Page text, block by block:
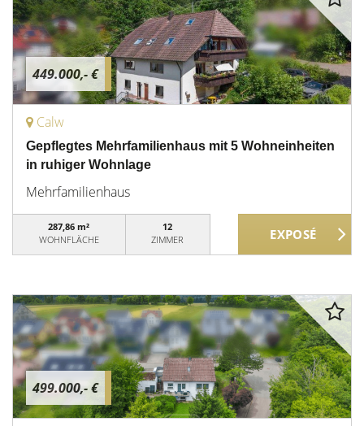
449.000,- €
Calw
Gepflegtes Mehrfamilienhaus mit 5 Wohneinheiten
in ruhiger Wohnlage
Mehrfamilienhaus
287,86 m²
WOHNFLÄCHE
12
ZIMMER
499.000,- €